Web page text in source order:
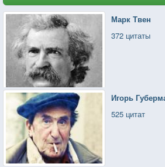
Марк Твен
372 цитаты
Игорь
525 цитат